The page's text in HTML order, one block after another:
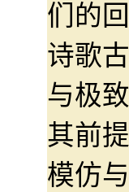
们的
诗歌
与极
其前
模仿